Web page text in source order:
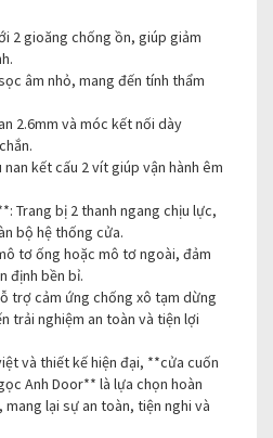
gioăng chống ồn, giúp giảm
âm nhỏ, mang đến tính thẩm
và móc kết nối dày
kết cấu 2 vít giúp vận hành êm
Trang bị 2 thanh ngang chịu lực,
bộ hệ thống cửa.
tơ ống hoặc mô tơ ngoài, đảm
định bền bỉ.
trợ cảm ứng chống xô tạm dừng
trải nghiệm an toàn và tiện lợi
và thiết kế hiện đại, **cửa cuốn
Anh Door** là lựa chọn hoàn
lại sự an toàn, tiện nghi và